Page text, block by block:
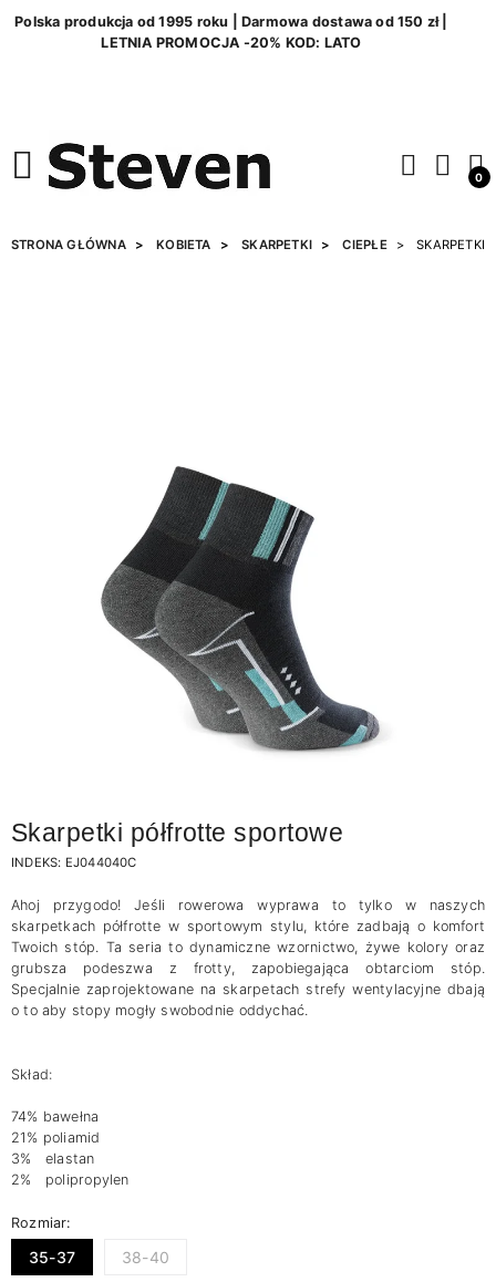
Polska produkcja od 1995 roku | Darmowa dostawa od 150 zł |
LETNIA PROMOCJA -20% KOD: LATO
0
STRONA GŁÓWNA KOBIETA SKARPETKI CIEPŁE SKARPETKI
Skarpetki półfrotte sportowe
INDEKS: EJ044040C
Ahoj przygodo! Jeśli rowerowa wyprawa to tylko w naszych
skarpetkach półfrotte w sportowym stylu, które zadbają o komfort
Twoich stóp. Ta seria to dynamiczne wzornictwo, żywe kolory oraz
grubsza podeszwa z frotty, zapobiegająca obtarciom stóp.
Specjalnie zaprojektowane na skarpetach strefy wentylacyjne dbają
o to aby stopy mogły swobodnie oddychać.
Skład:
74% bawełna
21% poliamid
3% elastan
2% polipropylen
Rozmiar:
35-37 38-40